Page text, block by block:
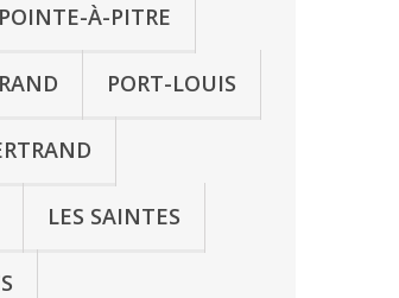
POINTE-À-PITRE
PORT-LOUIS
LES SAINTES